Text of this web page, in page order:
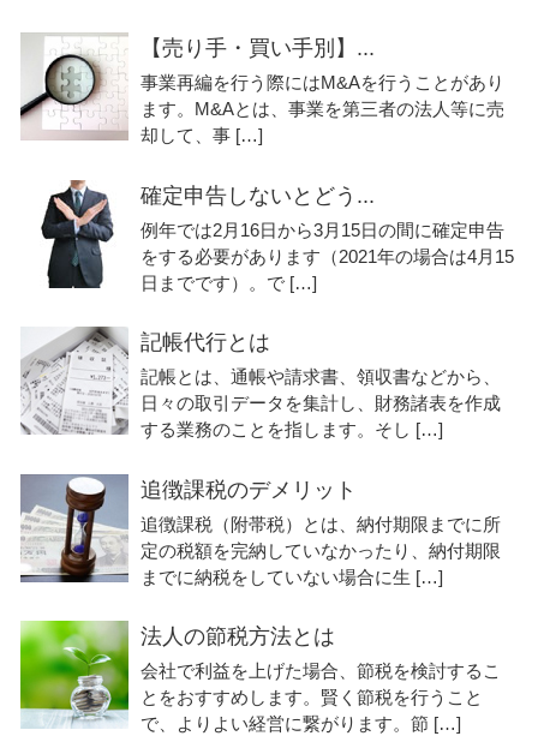
【売り手・買い手別】...
事業再編を行う際にはM&Aを行うことがあり
ます。M&Aとは、事業を第三者の法人等に売
却して、事 […]
確定申告しないとどう...
例年では2月16日から3月15日の間に確定申告
をする必要があります（2021年の場合は4月15
日までです）。で […]
記帳代行とは
記帳とは、通帳や請求書、領収書などから、
日々の取引データを集計し、財務諸表を作成
する業務のことを指します。そし […]
追徴課税のデメリット
追徴課税（附帯税）とは、納付期限までに所
定の税額を完納していなかったり、納付期限
までに納税をしていない場合に生 […]
法人の節税方法とは
会社で利益を上げた場合、節税を検討するこ
とをおすすめします。賢く節税を行うこと
で、よりよい経営に繋がります。節 […]